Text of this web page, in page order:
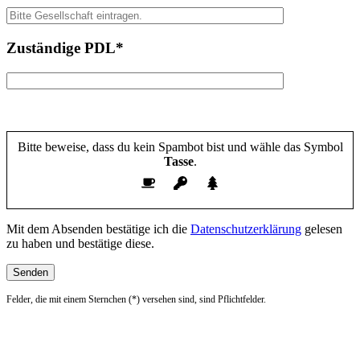
Zuständige PDL*
Bitte beweise, dass du kein Spambot bist und wähle das Symbol
Tasse.
Mit dem Absenden bestätige ich die Datenschutzerklärung gelesen
zu haben und bestätige diese.
Felder, die mit einem Sternchen (*) versehen sind, sind Pflichtfelder.